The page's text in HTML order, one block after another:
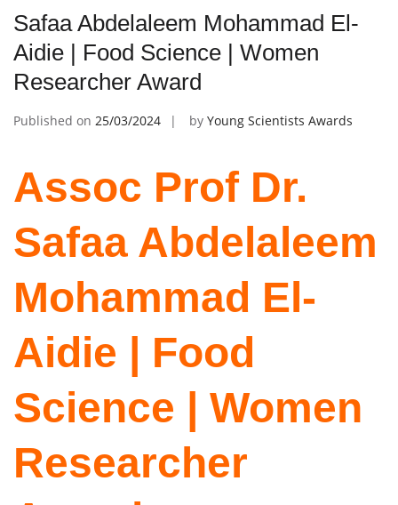
Safaa Abdelaleem Mohammad El-
Aidie | Food Science | Women
Researcher Award
Published on 25/03/2024 by Young Scientists Awards
Assoc Prof Dr.
Safaa Abdelaleem
Mohammad El-
Aidie | Food
Science | Women
Researcher